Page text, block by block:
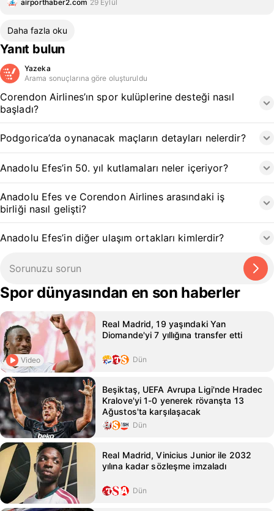
airporthaber2.com 29 Eylül
Daha fazla oku
Yanıt bulun
Yazeka
Arama sonuçlarına göre oluşturuldu
Corendon Airlines’ın spor kulüplerine desteği nasıl
başladı?
Podgorica’da oynanacak maçların detayları nelerdir?
Anadolu Efes’in 50. yıl kutlamaları neler içeriyor?
Anadolu Efes ve Corendon Airlines arasındaki iş
birliği nasıl gelişti?
Anadolu Efes’in diğer ulaşım ortakları kimlerdir?
Spor dünyasından en son haberler
Video
Real Madrid, 19 yaşındaki Yan
Diomande'yi 7 yıllığına transfer etti
Dün
Beşiktaş, UEFA Avrupa Ligi'nde Hradec
Kralove'yi 1-0 yenerek rövanşta 13
Ağustos'ta karşılaşacak
Dün
Real Madrid, Vinicius Junior ile 2032
yılına kadar sözleşme imzaladı
Dün